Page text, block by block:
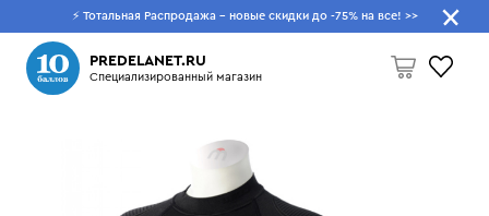
⚡ Тотальная Распродажа - новые скидки до -75% на все! >>
PREDELANET.RU
Специализированный магазин
Что будем искать?